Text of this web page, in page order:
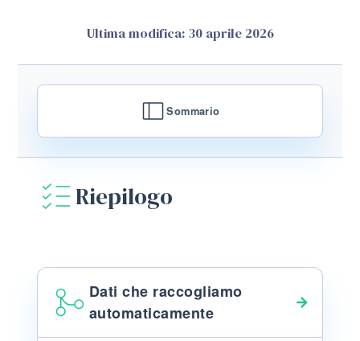
Ultima modifica: 30 aprile 2026
Sommario
Riepilogo
Dati che raccogliamo
automaticamente